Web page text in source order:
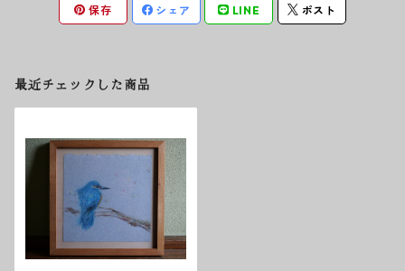
保存 シェア LINE ポスト
最近チェックした商品